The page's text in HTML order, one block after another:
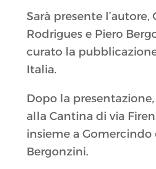
Sarà presente
Rodrigues e Piero
curato la
Italia.
Dopo la
alla Cantina di via
insieme a Gomercindo
Bergonzini.